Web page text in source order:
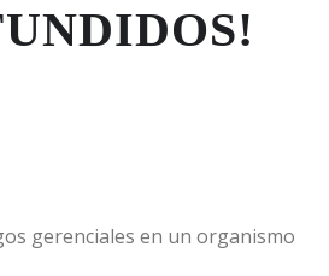
gerenciales en un organismo